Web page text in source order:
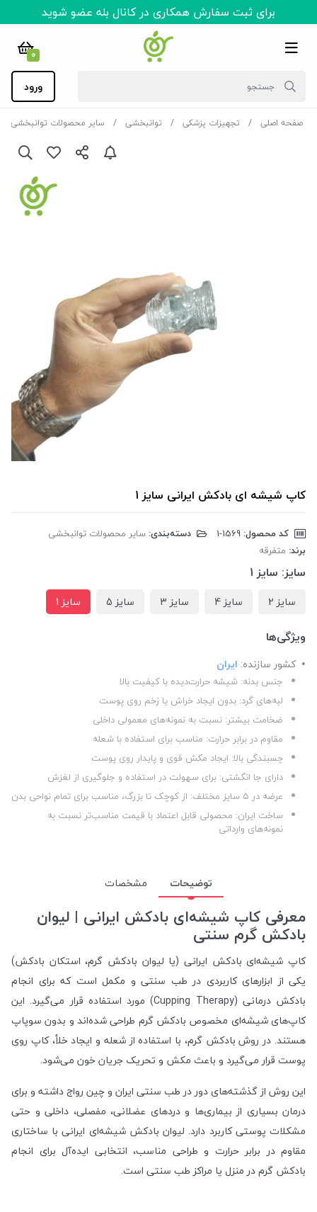
برای ثبت سفارش همکاری در کانال بله عضو شوید
0
ورود
صفحه اصلی تجهیزات پزشکی توانبخشی سایر محصولات توانبخشی
کاپ شیشه ای بادکش ایرانی سایز 1
کد محصول: دسته‌بندی: سایر محصولات توانبخشی
برند: متفرقه
سایز: سایز 1
سایز 2 سایز 4 سایز 3 سایز 5 سایز 1
ویژگی‌ها
کشور سازنده: ایران
جنس بدنه: شیشه حرارت‌دیده با کیفیت بالا
لبه‌های گرد: بدون ایجاد خراش یا زخم روی پوست
ضخامت بیشتر: نسبت به نمونه‌های معمولی داخلی
مقاوم در برابر حرارت: مناسب برای استفاده با شعله
چسبندگی بالا: ایجاد مکش قوی و پایدار روی پوست
دارای جا انگشتی: برای سهولت در استفاده و جلوگیری از لغزش
عرضه در ۵ سایز مختلف: از کوچک تا بزرگ، مناسب برای تمام نواحی بدن
ساخت ایران: محصولی قابل اعتماد با قیمت مناسب‌تر نسبت به
نمونه‌های وارداتی
توضیحات مشخصات
معرفی کاپ شیشه‌ای بادکش ایرانی | لیوان
بادکش گرم سنتی
کاپ شیشه‌ای بادکش ایرانی (یا لیوان بادکش گرم، استکان بادکش)
یکی از ابزارهای کاربردی در طب سنتی و مکمل است که برای انجام
بادکش درمانی (Cupping Therapy) مورد استفاده قرار می‌گیرد. این
کاپ‌های شیشه‌ای مخصوص بادکش گرم طراحی شده‌اند و بدون سوپاپ
هستند. در روش بادکش گرم، با استفاده از شعله و ایجاد خلأ، کاپ روی
پوست قرار می‌گیرد و باعث مکش و تحریک جریان خون می‌شود.
این روش از گذشته‌های دور در طب سنتی ایران و چین رواج داشته و برای
درمان بسیاری از بیماری‌ها و دردهای عضلانی، مفصلی، داخلی و حتی
مشکلات پوستی کاربرد دارد. لیوان بادکش شیشه‌ای ایرانی با ساختاری
مقاوم در برابر حرارت و طراحی مناسب، انتخابی ایده‌آل برای انجام
بادکش گرم در منزل یا مراکز طب سنتی است.